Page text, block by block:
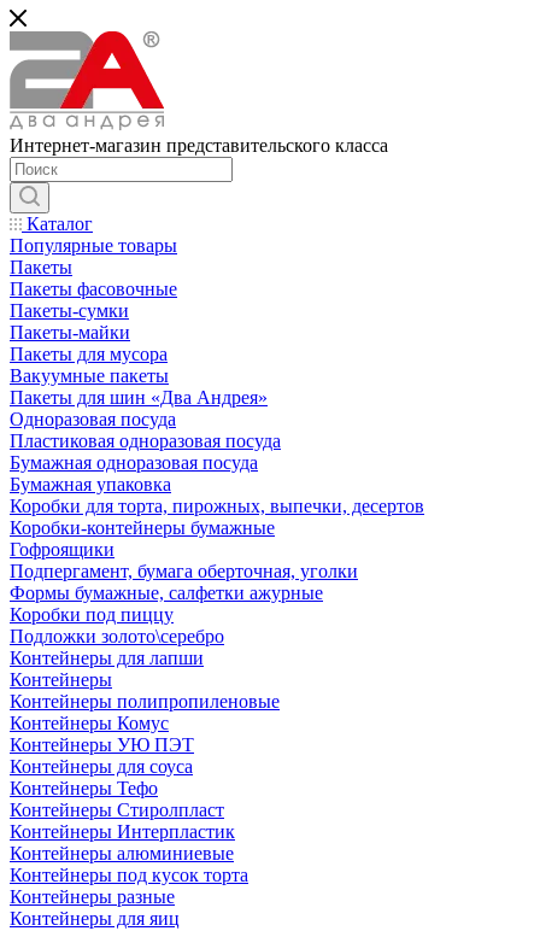
Интернет-магазин представительского класса
Каталог
Популярные товары
Пакеты
Пакеты фасовочные
Пакеты-сумки
Пакеты-майки
Пакеты для мусора
Вакуумные пакеты
Пакеты для шин «Два Андрея»
Одноразовая посуда
Пластиковая одноразовая посуда
Бумажная одноразовая посуда
Бумажная упаковка
Коробки для торта, пирожных, выпечки, десертов
Коробки-контейнеры бумажные
Гофроящики
Подпергамент, бумага оберточная, уголки
Формы бумажные, салфетки ажурные
Коробки под пиццу
Подложки золото\серебро
Контейнеры для лапши
Контейнеры
Контейнеры полипропиленовые
Контейнеры Комус
Контейнеры УЮ ПЭТ
Контейнеры для соуса
Контейнеры Тефо
Контейнеры Стиролпласт
Контейнеры Интерпластик
Контейнеры алюминиевые
Контейнеры под кусок торта
Контейнеры разные
Контейнеры для яиц